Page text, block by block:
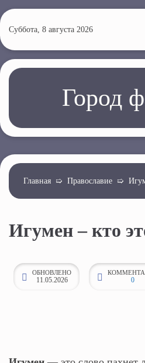
е
р
й
о
н
Суббота, 8 августа 2026
Город
Главная ➯ Православие ➯
Игумен – кто
ОБНОВЛЕНО
11.05.2026 0